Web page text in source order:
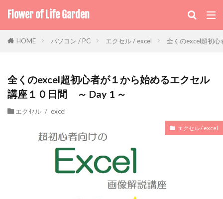
Flower of Life Garden
HOME パソコン / PC エクセル / excel 全くのexcel超初
全くのexcel超初心者が１から始めるエクセル
講座１０日間 ～ Day 1 ～
エクセル / excel
エクセル / excel